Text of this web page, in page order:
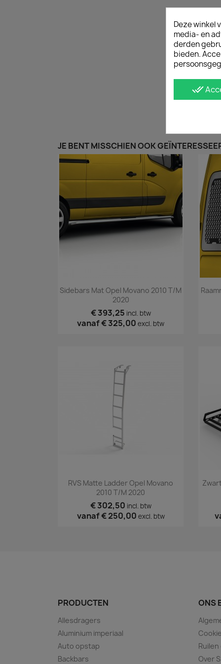
JE BENT MISSCHIEN OOK
Snel bekijken
Sidebars Mat Opel Movano 2010 T/m
2020
€ 393,25 incl. btw
vanaf€ 325,00 excl. btw
Snel bekijken
RVS Matte Ladder Opel Movano
2010 T/m 2020
€ 302,50 incl. btw
vanaf€ 250,00 excl. btw
PRODUCTEN
Allesdragers
Aluminium imperiaal
Auto opstap
Backbars
ONS
Over
Deze winkel
media- en
derden
bieden.
done_all